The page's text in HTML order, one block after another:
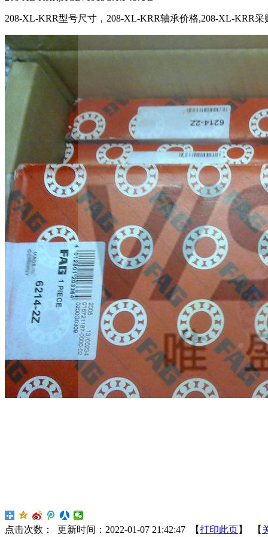
208-XL-KRR型号尺寸，208-XL-KRR轴承价格,208-XL-KRR采
点击次数： 更新时间：2022-01-07 21:42:47 【打印此页】 【